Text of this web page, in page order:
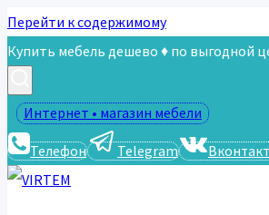
Перейти к содержимому
Купить мебель дешево ♦ по выгодной
Интернет • магазин мебели
Телефон Telegram